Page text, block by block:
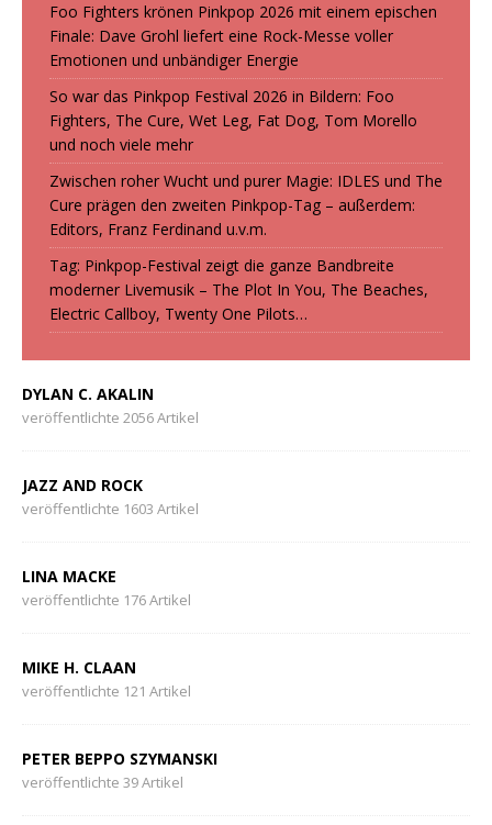
Foo Fighters krönen Pinkpop 2026 mit einem epischen
Finale: Dave Grohl liefert eine Rock-Messe voller
Emotionen und unbändiger Energie
So war das Pinkpop Festival 2026 in Bildern: Foo
Fighters, The Cure, Wet Leg, Fat Dog, Tom Morello
und noch viele mehr
Zwischen roher Wucht und purer Magie: IDLES und The
Cure prägen den zweiten Pinkpop-Tag – außerdem:
Editors, Franz Ferdinand u.v.m.
Tag: Pinkpop-Festival zeigt die ganze Bandbreite
moderner Livemusik – The Plot In You, The Beaches,
Electric Callboy, Twenty One Pilots…
DYLAN C. AKALIN
veröffentlichte 2056 Artikel
JAZZ AND ROCK
veröffentlichte 1603 Artikel
LINA MACKE
veröffentlichte 176 Artikel
MIKE H. CLAAN
veröffentlichte 121 Artikel
PETER BEPPO SZYMANSKI
veröffentlichte 39 Artikel